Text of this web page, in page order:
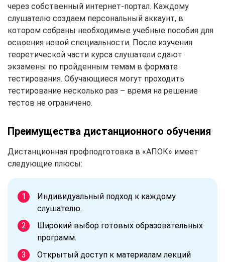
через собственный интернет-портал. Каждому
слушателю создаем персональный аккаунт, в
котором собраны необходимые учебные пособия для
освоения новой специальности. После изучения
теоретической части курса слушатели сдают
экзамены по пройденным темам в формате
тестирования. Обучающиеся могут проходить
тестирование несколько раз – время на решение
тестов не ограничено.
Преимущества дистанционного обучения
Дистанционная профподготовка в «АПОК» имеет
следующие плюсы:
Индивидуальный подход к каждому
слушателю.
Широкий выбор готовых образовательных
программ.
Открытый доступ к материалам лекций